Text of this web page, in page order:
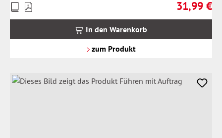
Regulärer
31,99 €
Preise
inkl.
In den Warenkorb
zum Produkt